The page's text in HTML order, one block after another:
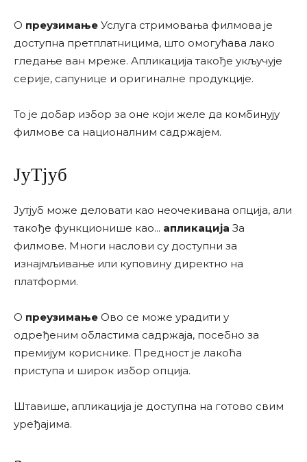
О преузимање Услуга стримовања филмова је
доступна претплатницима, што омогућава лако
гледање ван мреже. Апликација такође укључује
серије, сапунице и оригиналне продукције.
То је добар избор за оне који желе да комбинују
филмове са националним садржајем.
ЈуТјуб
Јутјуб може деловати као неочекивана опција, али
такође функционише као... апликација За
филмове. Многи наслови су доступни за
изнајмљивање или куповину директно на
платформи.
О преузимање Ово се може урадити у
одређеним областима садржаја, посебно за
премијум кориснике. Предност је лакоћа
приступа и широк избор опција.
Штавише, апликација је доступна на готово свим
уређајима.